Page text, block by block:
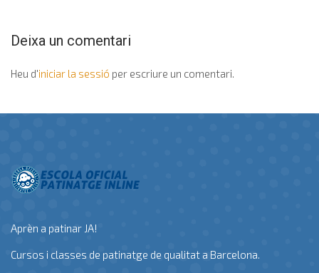
Deixa un comentari
Heu d'iniciar la sessió per escriure un comentari.
Aprèn a patinar JA!
Cursos i classes de patinatge de qualitat a Barcelona.